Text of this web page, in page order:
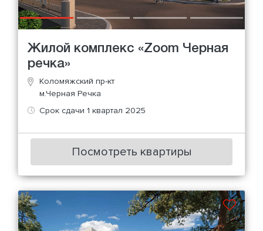
Жилой комплекс «Zoom Черная
речка»
Коломяжский пр-кт
м.Черная Речка
Срок сдачи 1 квартал 2025
Посмотреть квартиры